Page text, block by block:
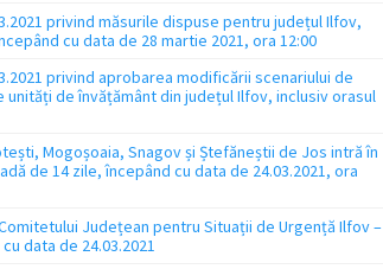
privind măsurile dispuse pentru județul Ilfov,
cu data de 28 martie 2021, ora 12:00
privind aprobarea modificării scenariului de
de învățământ din județul Ilfov, inclusiv orasul
Mogoșoaia, Snagov și Ștefăneștii de Jos intră în
de 14 zile, începând cu data de 24.03.2021, ora
Județean pentru Situații de Urgență Ilfov –
data de 24.03.2021